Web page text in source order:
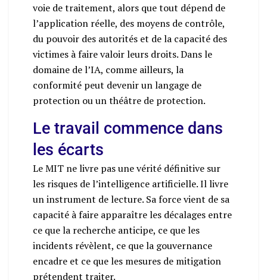
voie de traitement, alors que tout dépend de
l’application réelle, des moyens de contrôle,
du pouvoir des autorités et de la capacité des
victimes à faire valoir leurs droits. Dans le
domaine de l’IA, comme ailleurs, la
conformité peut devenir un langage de
protection ou un théâtre de protection.
Le travail commence dans
les écarts
Le MIT ne livre pas une vérité définitive sur
les risques de l’intelligence artificielle. Il livre
un instrument de lecture. Sa force vient de sa
capacité à faire apparaître les décalages entre
ce que la recherche anticipe, ce que les
incidents révèlent, ce que la gouvernance
encadre et ce que les mesures de mitigation
prétendent traiter.